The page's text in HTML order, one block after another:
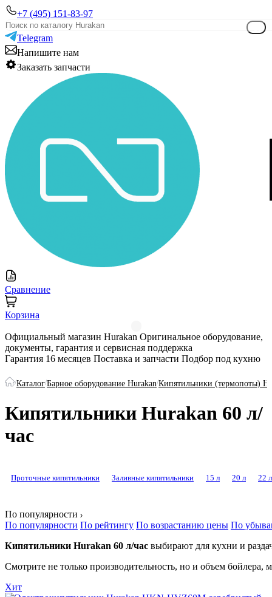
+7 (495) 151-83-97
Telegram
Напишите нам
Заказать запчасти
Сравнение
Корзина
Официальный магазин Hurakan Оригинальное оборудование,
документы, гарантия и сервисная поддержка
Гарантия 16 месяцев Поставка и запчасти Подбор под кухню
/Каталог/Барное оборудование Hurakan/Кипятильники (термопоты)
Кипятильники Hurakan 60 л/
час
Проточные кипятильники Заливные кипятильники 15 л 20 л 22
По популярности
По популярности По рейтингу По возрастанию цены По
Кипятильники Hurakan 60 л/час выбирают для кухни и
Смотрите не только производительность, но и объем
Хит